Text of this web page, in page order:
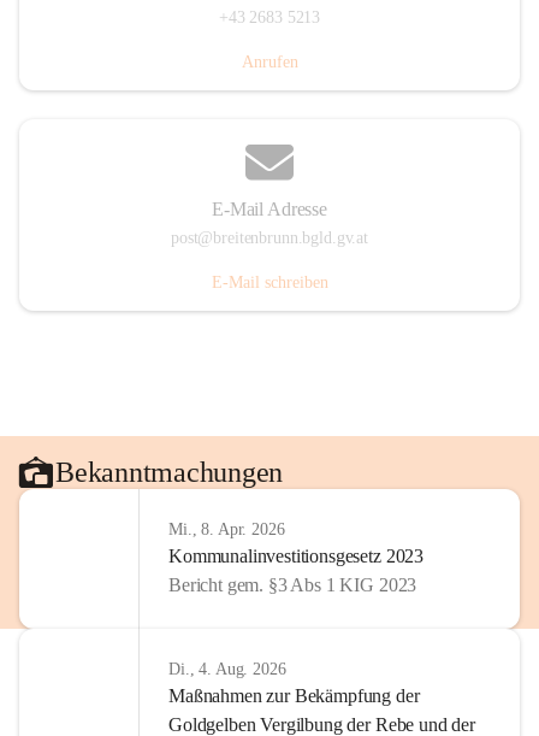
+43 2683 5213
Anrufen
E-Mail Adresse
post@breitenbrunn.bgld.gv.at
E-Mail schreiben
Bekanntmachungen
Mi., 8. Apr. 2026
Kommunalinvestitionsgesetz 2023
Bericht gem. §3 Abs 1 KIG 2023
Di., 4. Aug. 2026
Maßnahmen zur Bekämpfung der
Goldgelben Vergilbung der Rebe und der